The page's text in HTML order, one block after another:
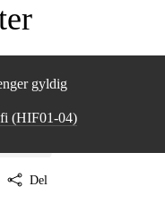
gyldig
(HIF01‑04)
Del